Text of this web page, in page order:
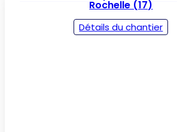
Rochelle (17)
Détails du chantier